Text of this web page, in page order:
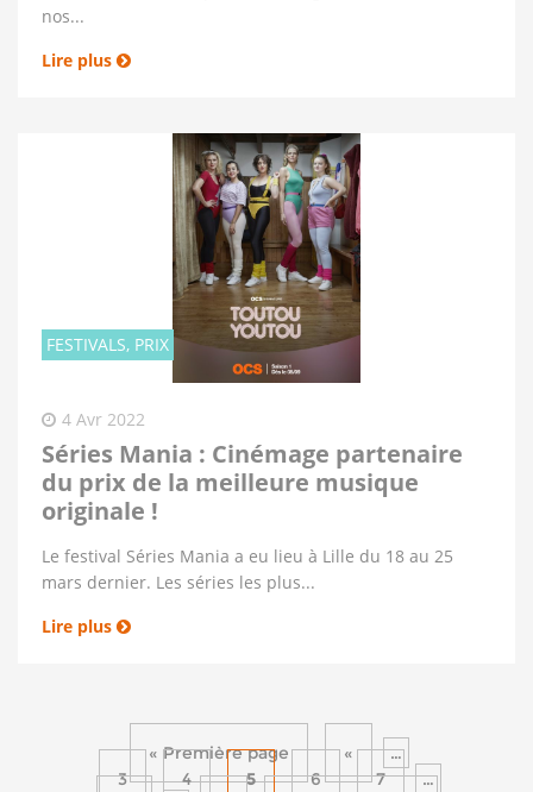
nos...
Lire plus
FESTIVALS, PRIX
4 Avr 2022
Séries Mania : Cinémage partenaire
du prix de la meilleure musique
originale !
Le festival Séries Mania a eu lieu à Lille du 18 au 25
mars dernier. Les séries les plus...
Lire plus
« Première page «
…
3
4 5 6 7
…